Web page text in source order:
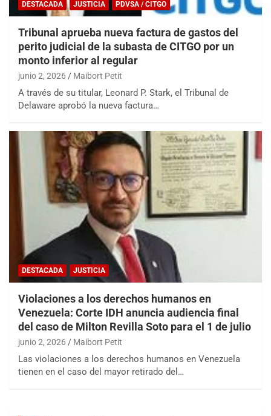
DESTACADA JUSTICIA PDVSA / CITGO
Tribunal aprueba nueva factura de gastos del
perito judicial de la subasta de CITGO por un
monto inferior al regular
junio 2, 2026 Maibort Petit
A través de su titular, Leonard P. Stark, el Tribunal de
Delaware aprobó la nueva factura…
DESTACADA JUSTICIA
Violaciones a los derechos humanos en
Venezuela: Corte IDH anuncia audiencia final
del caso de Milton Revilla Soto para el 1 de julio
junio 2, 2026 Maibort Petit
Las violaciones a los derechos humanos en Venezuela
tienen en el caso del mayor retirado del…